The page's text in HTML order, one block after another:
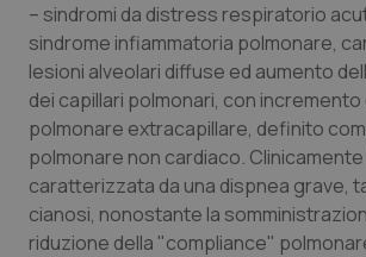
Sicilia
Toscana
Umbria
Valle D’Aosta
Neuroscienze & patologie
Obesità
Oftalmologia
Oncodermatologia
– sindromi da distress respiratorio
sindrome infiammatoria polmonare,
lesioni alveolari diffuse ed aumento
dei capillari polmonari, con incremento
polmonare extracapillare, definito
polmonare non cardiaco. Clinicamente
caratterizzata da una dispnea grave,
cianosi, nonostante la
riduzione della "compliance"